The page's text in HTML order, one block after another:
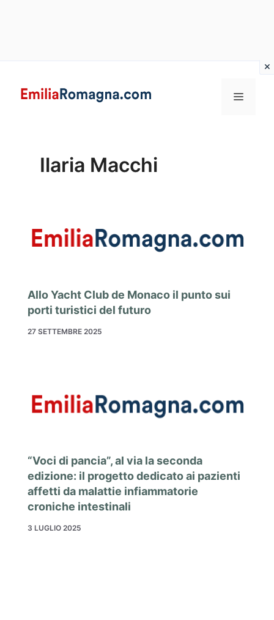
MENU
Ilaria Macchi
Allo Yacht Club de Monaco il punto sui
porti turistici del futuro
27 SETTEMBRE 2025
“Voci di pancia”, al via la seconda
edizione: il progetto dedicato ai pazienti
affetti da malattie infiammatorie
croniche intestinali
3 LUGLIO 2025